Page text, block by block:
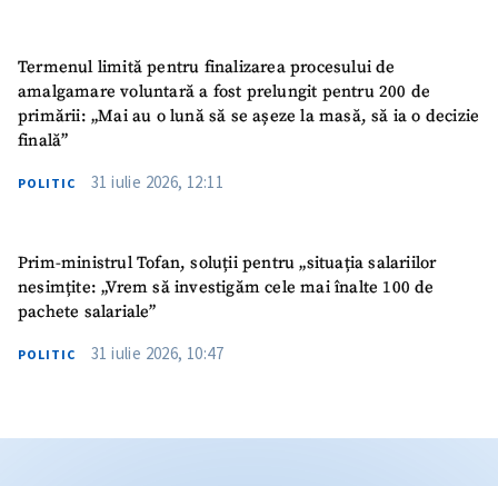
Termenul limită pentru finalizarea procesului de
amalgamare voluntară a fost prelungit pentru 200 de
primării: „Mai au o lună să se așeze la masă, să ia o decizie
finală”
POLITIC 31 iulie 2026, 12:11
Prim-ministrul Tofan, soluții pentru „situația salariilor
nesimțite: „Vrem să investigăm cele mai înalte 100 de
pachete salariale”
POLITIC 31 iulie 2026, 10:47